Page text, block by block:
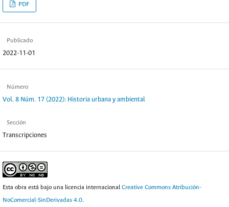
PDF
Publicado
2022-11-01
Número
Vol. 8 Núm. 17 (2022): Historia urbana y ambiental
Sección
Transcripciones
Esta obra está bajo una licencia internacional Creative Commons Atribución-
NoComercial-SinDerivadas 4.0.